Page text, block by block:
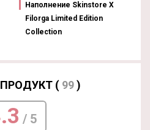
Наполнение Skinstore X
Filorga Limited Edition
Collection
( 99)
/ 5